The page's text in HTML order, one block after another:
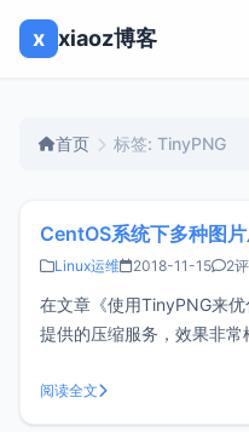
x xiaoz博客
首页 标签: TinyPNG
CentOS系统下多种图
Linux运维 2018-11-15 2
在文章《使用TinyPNG来
提供的压缩服务，效果非
是xiaoz寻找了Linux系统下
够用到。
阅读全文